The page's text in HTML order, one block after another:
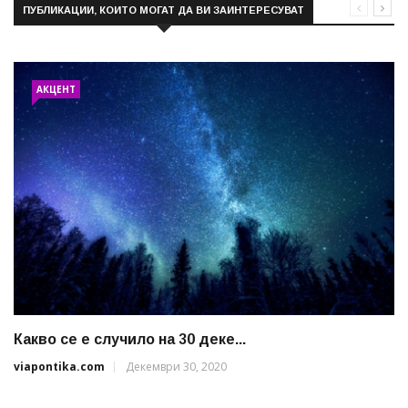
ПУБЛИКАЦИИ, КОИТО МОГАТ ДА ВИ ЗАИНТЕРЕСУВАТ
АКЦЕНТ
Какво се е случило на 30 деке...
viapontika.com
Декември 30, 2020